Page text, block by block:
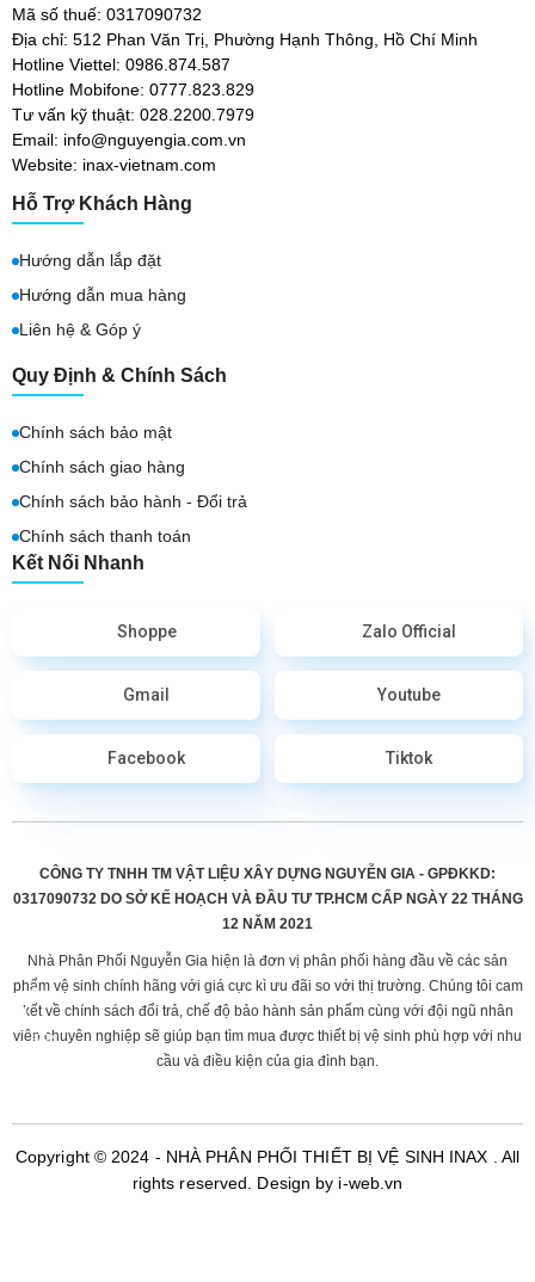
Mã số thuế: 0317090732
Địa chỉ: 512 Phan Văn Trị, Phường Hạnh Thông, Hồ Chí Minh
Hotline Viettel: 0986.874.587
Hotline Mobifone: 0777.823.829
Tư vấn kỹ thuật: 028.2200.7979
Email: info@nguyengia.com.vn
Website: inax-vietnam.com
Hỗ Trợ Khách Hàng
Hướng dẫn lắp đặt
Hướng dẫn mua hàng
Liên hệ & Góp ý
Quy Định & Chính Sách
Chính sách bảo mật
Chính sách giao hàng
Chính sách bảo hành - Đổi trả
Chính sách thanh toán
Kết Nối Nhanh
Shoppe Zalo Official
Gmail Youtube
Facebook Tiktok
CÔNG TY TNHH TM VẬT LIỆU XÂY DỰNG NGUYỄN GIA - GPĐKKD:
0317090732 DO SỞ KẾ HOẠCH VÀ ĐẦU TƯ TP.HCM CẤPNGÀY 22 THÁNG
12 NĂM 2021
Nhà Phân Phối Nguyễn Gia hiện là đơn vị phân phối hàng đầu về các sản
phẩm vệ sinh chính hãng với giá cực kì ưu đãi so với thị trường. Chúng tôi cam
kết về chính sách đổi trả, chế độ bảo hành sản phẩm cùng với đội ngũ nhân
viên chuyên nghiệp sẽ giúp bạn tìm mua được thiết bị vệ sinh phù hợp với nhu
cầu và điều kiện của gia đình bạn.
Copyright © 2024 - NHÀ PHÂN PHỐI THIẾT BỊ VỆ SINH INAX . All
rights reserved. Design by i-web.vn